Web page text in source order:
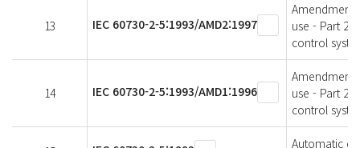
13 IEC 60730-2-5:1993/AMD2:1997
Amendment
use - Part 2:
control
14 IEC 60730-2-5:1993/AMD1:1996
Amendment
use - Part 2:
control
Automatic